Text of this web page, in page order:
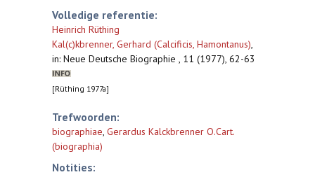
Volledige referentie:
Heinrich Rüthing
Kal(c)kbrenner, Gerhard (Calcificis, Hamontanus),
in: Neue Deutsche Biographie , 11 (1977), 62-63
[Rüthing 1977a]
Trefwoorden:
biographiae, Gerardus Kalckbrenner O.Cart.
(biographia)
Notities: